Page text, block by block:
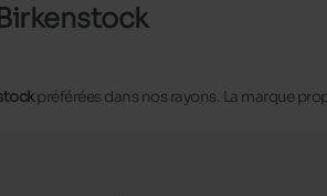
préférées dans nos rayons. La marque